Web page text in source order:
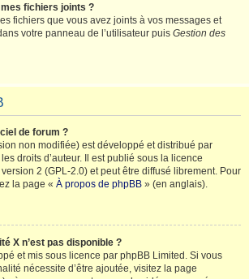
fichiers joints ?
fichiers que vous avez joints à vos messages et
votre panneau de l’utilisateur puis Gestion des
de forum ?
non modifiée) est développé et distribué par
droits d’auteur. Il est publié sous la licence
2 (GPL-2.0) et peut être diffusé librement. Pour
la page « À propos de phpBB » (en anglais).
X n’est pas disponible ?
et mis sous licence par phpBB Limited. Si vous
nécessite d’être ajoutée, visitez la page